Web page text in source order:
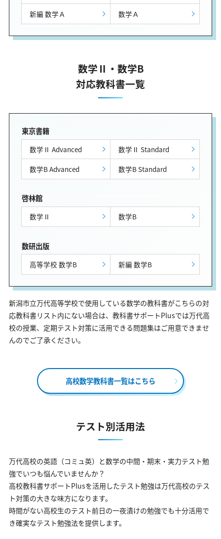
新編 数学Ａ
数学Ａ
数学Ⅱ・数学B
対応教科書一覧
東京書籍
数学Ⅱ Advanced
数学Ⅱ Standard
数学B Advanced
数学B Standard
啓林館
数学Ⅱ 数学B
数研出版
高等学校 数学B 新編 数学B
新潟市立万代高等学校で使用している数学の教科書がこちらの対
応教科書リスト内にない場合は、教科書サポートPlusでは万代高
校の授業、定期テスト対策に活用できる問題集はご用意できませ
んのでご了承ください。
高校数学教科書一覧はこちら
テスト別活用法
万代高校の英語（コミュ英）と数学の中間・期末・実力テスト勉
強でいつも悩んでいませんか？
高校教科書サポートPlusを活用したテスト勉強は万代高校のテス
ト対策の大きな味方になります。
時間がない高校生のテスト前日の一夜漬けの勉強でも十分活用で
き確実なテスト勉強法を提供します。